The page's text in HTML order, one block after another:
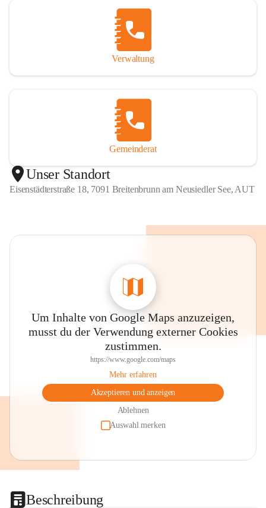
Verwaltung
Gemeinderat
Unser Standort
Eisenstädterstraße 18, 7091 Breitenbrunn am Neusiedler See, AUT
Um Inhalte von Google Maps anzuzeigen,
musst du der Verwendung externer Cookies
zustimmen.
https://www.google.com/maps
Mehr erfahren
Akzeptieren und anzeigen
Ablehnen
Auswahl merken
Beschreibung